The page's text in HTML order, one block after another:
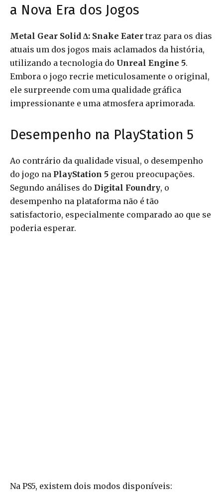
a Nova Era dos Jogos
Metal Gear Solid Δ: Snake Eater traz para os dias
atuais um dos jogos mais aclamados da história,
utilizando a tecnologia do Unreal Engine 5.
Embora o jogo recrie meticulosamente o original,
ele surpreende com uma qualidade gráfica
impressionante e uma atmosfera aprimorada.
Desempenho na PlayStation 5
Ao contrário da qualidade visual, o desempenho
do jogo na PlayStation 5 gerou preocupações.
Segundo análises do Digital Foundry, o
desempenho na plataforma não é tão
satisfactorio, especialmente comparado ao que se
poderia esperar.
Na PS5, existem dois modos disponíveis: